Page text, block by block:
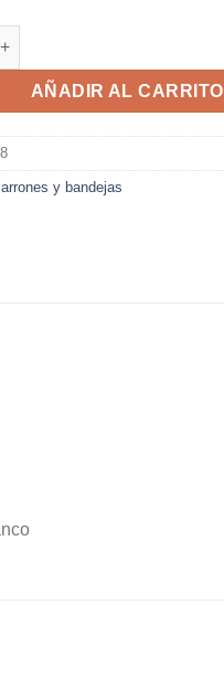
AÑADIR AL CARRITO
y bandejas